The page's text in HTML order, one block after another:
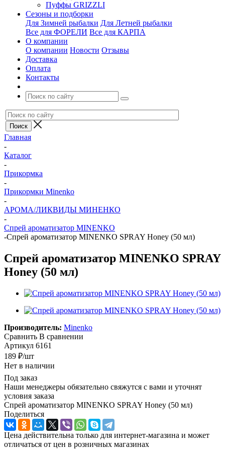
Пуффы GRIZZLI
Сезоны и подборки
Для Зимней рыбалки Для Летней рыбалки
Все для ФОРЕЛИ Все для КАРПА
О компании
О компании Новости Отзывы
Доставка
Оплата
Контакты
Главная
-
Каталог
-
Прикормка
-
Прикормки Minenko
-
АРОМА/ЛИКВИДЫ МИНЕНКО
-
Спрей ароматизатор MINENKO
-Спрей ароматизатор MINENKO SPRAY Honey (50 мл)
Спрей ароматизатор MINENKO SPRAY
Honey (50 мл)
Производитель: Minenko
Сравнить В сравнении
Артикул 6161
189 ₽/шт
Нет в наличии
Под заказ
Наши менеджеры обязательно свяжутся с вами и уточнят
условия заказа
Спрей ароматизатор MINENKO SPRAY Honey (50 мл)
Поделиться
Цена действительна только для интернет-магазина и может
отличаться от цен в розничных магазинах